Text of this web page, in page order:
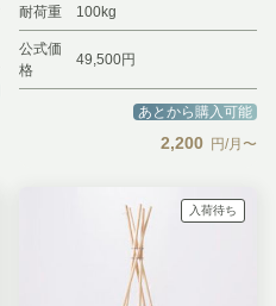
耐荷重 100kg
公式価
格
49,500円
あとから購入可能
2,200 円/月〜
入荷待ち